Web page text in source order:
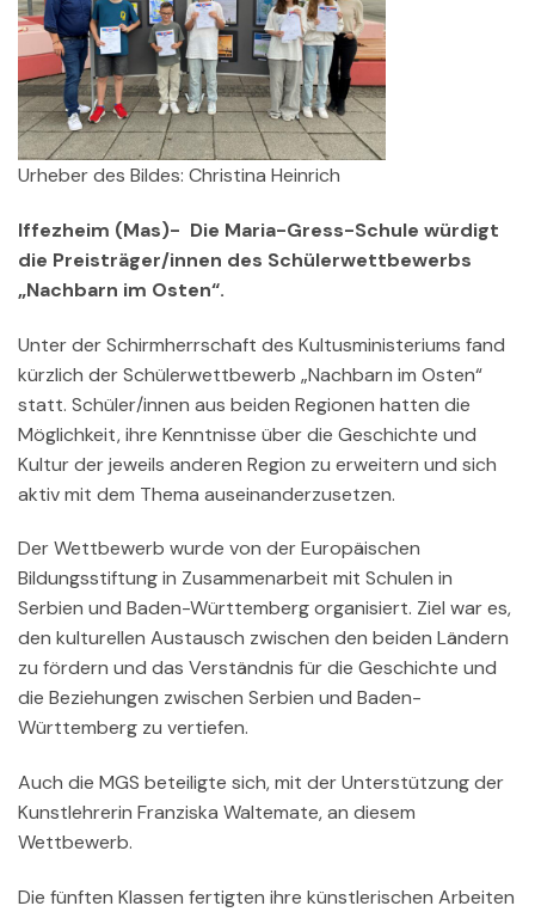
Urheber des Bildes: Christina Heinrich
Iffezheim (Mas)- Die Maria-Gress-Schule würdigt
die Preisträger/innen des Schülerwettbewerbs
„Nachbarn im Osten“.
Unter der Schirmherrschaft des Kultusministeriums fand
kürzlich der Schülerwettbewerb „Nachbarn im Osten“
statt. Schüler/innen aus beiden Regionen hatten die
Möglichkeit, ihre Kenntnisse über die Geschichte und
Kultur der jeweils anderen Region zu erweitern und sich
aktiv mit dem Thema auseinanderzusetzen.
Der Wettbewerb wurde von der Europäischen
Bildungsstiftung in Zusammenarbeit mit Schulen in
Serbien und Baden-Württemberg organisiert. Ziel war es,
den kulturellen Austausch zwischen den beiden Ländern
zu fördern und das Verständnis für die Geschichte und
die Beziehungen zwischen Serbien und Baden-
Württemberg zu vertiefen.
Auch die MGS beteiligte sich, mit der Unterstützung der
Kunstlehrerin Franziska Waltemate, an diesem
Wettbewerb.
Die fünften Klassen fertigten ihre künstlerischen Arbeiten